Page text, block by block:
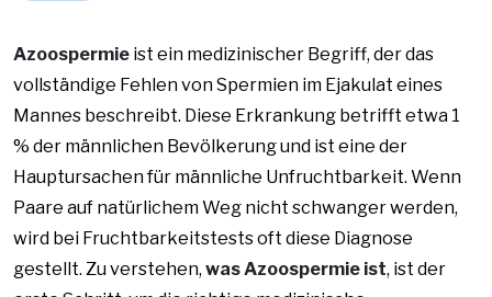
Azoospermie ist ein medizinischer Begriff, der das
vollständige Fehlen von Spermien im Ejakulat eines
Mannes beschreibt. Diese Erkrankung betrifft etwa 1
% der männlichen Bevölkerung und ist eine der
Hauptursachen für männliche Unfruchtbarkeit. Wenn
Paare auf natürlichem Weg nicht schwanger werden,
wird bei Fruchtbarkeitstests oft diese Diagnose
gestellt. Zu verstehen, was Azoospermie ist, ist der